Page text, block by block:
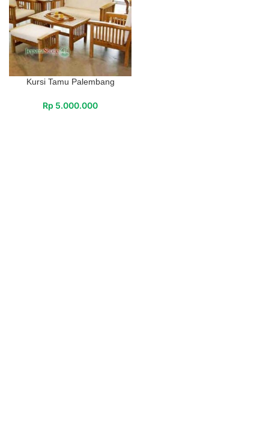
Kursi Tamu Palembang
Rp 5.000.000